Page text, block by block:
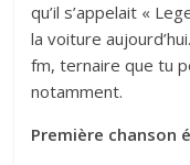
qu’il s’appelait «
la voiture
fm, ternaire que tu
notamment.
Première chanson